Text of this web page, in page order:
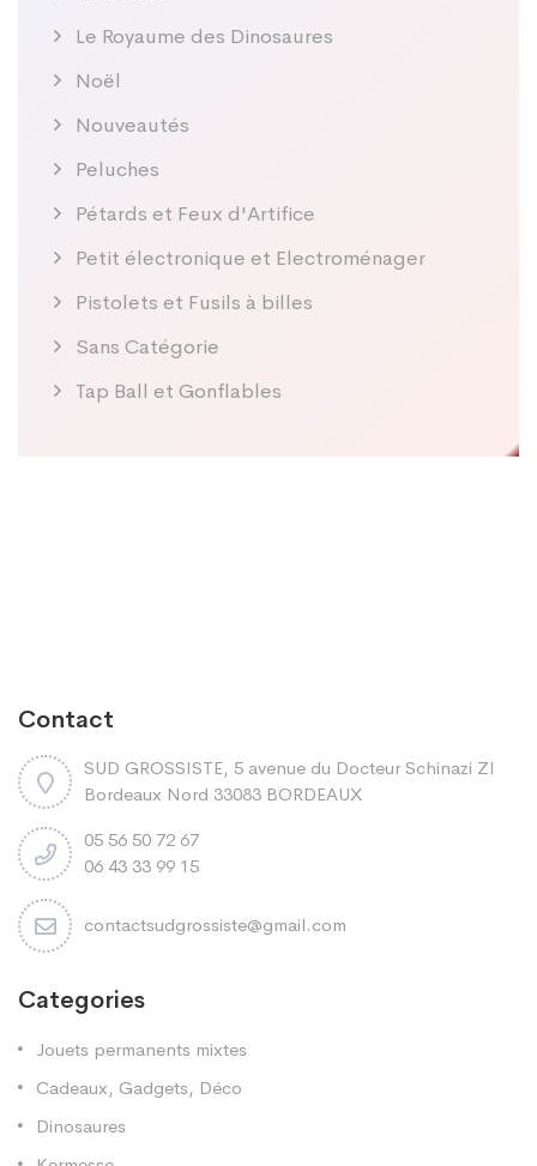
Le Royaume des Dinosaures
Noël
Nouveautés
Peluches
Pétards et Feux d'Artifice
Petit électronique et Electroménager
Pistolets et Fusils à billes
Sans Catégorie
Tap Ball et Gonflables
Contact
SUD GROSSISTE, 5 avenue du Docteur Schinazi ZI
Bordeaux Nord 33083 BORDEAUX
05 56 50 72 67
06 43 33 99 15
contactsudgrossiste@gmail.com
Categories
Jouets permanents mixtes
Cadeaux, Gadgets, Déco
Dinosaures